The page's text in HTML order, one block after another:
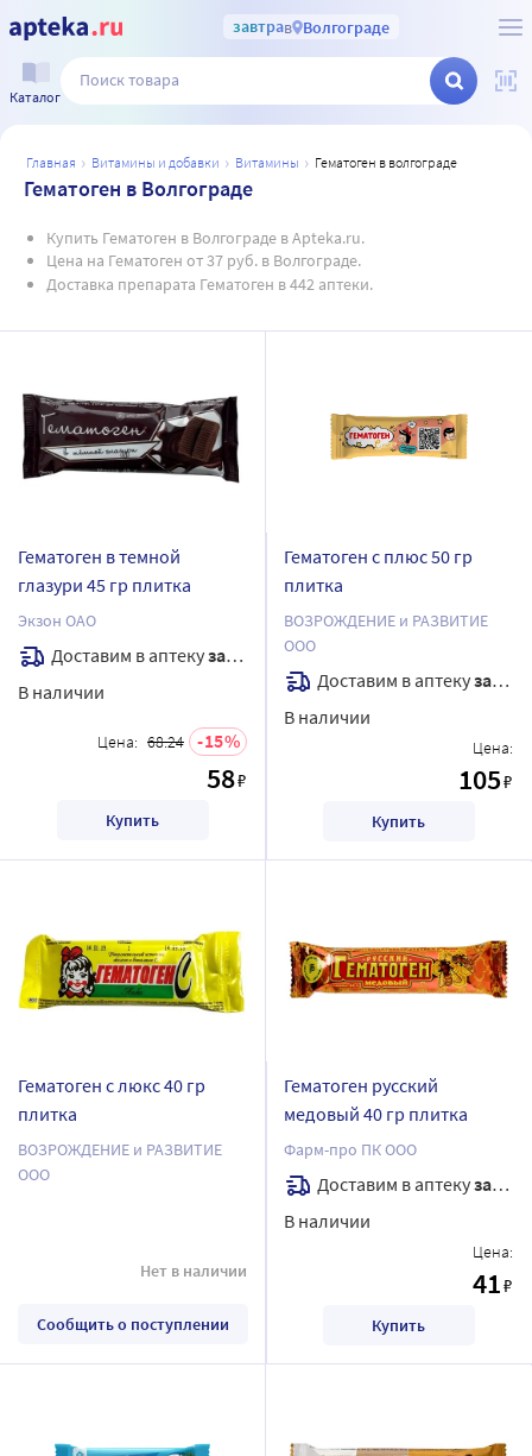
завтрав Волгограде
Каталог
главная витамины и добавки витамины гематоген в волгограде
Гематоген в Волгограде
Купить Гематоген в Волгограде в Apteka.ru.
Цена на Гематоген от 37 руб. в Волгограде.
Доставка препарата Гематоген в 442 аптеки.
Гематоген в темной
глазури 45 гр плитка
Экзон ОАО
Доставим в аптекузавтра
В наличии
Цена: 68.24 15
58₽
Купить
Гематоген с плюс 50 гр
плитка
ВОЗРОЖДЕНИЕ и РАЗВИТИЕ
ООО
Доставим в аптекузавтра
В наличии
Цена:
105₽
Купить
Гематоген с люкс 40 гр
плитка
ВОЗРОЖДЕНИЕ и РАЗВИТИЕ
ООО
Нет в наличии
Сообщить о поступлении
Гематоген русский
медовый 40 гр плитка
Фарм-про ПК ООО
Доставим в аптекузавтра
В наличии
Цена:
41₽
Купить